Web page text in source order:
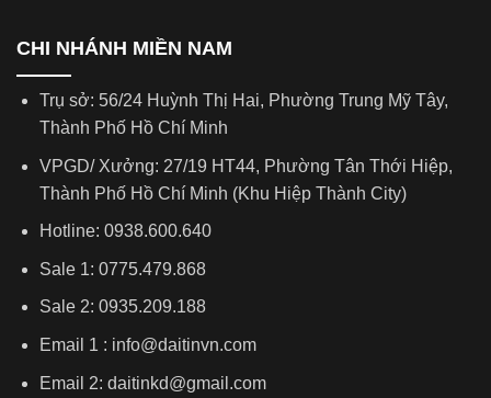
CHI NHÁNH MIỀN NAM
Trụ sở: 56/24 Huỳnh Thị Hai, Phường Trung Mỹ Tây,
Thành Phố Hồ Chí Minh
VPGD/ Xưởng: 27/19 HT44, Phường Tân Thới Hiệp,
Thành Phố Hồ Chí Minh (Khu Hiệp Thành City)
Hotline: 0938.600.640
Sale 1: 0775.479.868
Sale 2: 0935.209.188
Email 1 : info@daitinvn.com
Email 2: daitinkd@gmail.com